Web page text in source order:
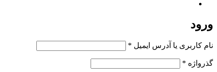
ورود
نام کاربری یا آدرس ایمیل *
گذرواژه *